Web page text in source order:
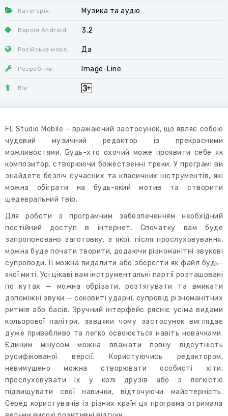
Категорія: Музика та аудіо
Версія Android: 3.2
Російська мова: Да
Розробник: Image-Line
Вік:
FL Studio Mobile – вражаючий застосунок, що являє собою
чудовий музичний редактор із прекрасними
можливостями. Будь-хто охочий може проявити себе як
композитор, створюючи божественні треки. У програмі ви
знайдете безліч сучасних та класичних інструментів, які
можна обіграти на будь-який мотив та створити
шедевральний твір.
Для роботи з програмним забезпеченням необхідний
постійний доступ в інтернет. Спочатку вам буде
запропоновано заготовку, з якої, після прослуховування,
можна буде почати творити, додаючи різноманітні звукові
супроводи. Її можна видалити або зберегти як файл будь-
якої миті. Усі цікаві вам інструментальні партії розташовані
по кутах — можна обрізати, розтягувати та вмикати
допоміжні звуки — соковиті ударні, супровід різноманітних
ритмів або басів. Зручний інтерфейс рясніє усіма видами
кольорової палітри, завдяки чому застосунок виглядає
дуже привабливо та легко освоюється навіть новачками.
Єдиним мінусом можна вважати повну відсутність
русифікованої версії. Користуючись редактором,
невимушено можна створювати особисті хіти,
прослуховувати їх у колі друзів або з легкістю
підвищувати свої навички, відточуючи майстерність.
Серед користувачів із різних країн ця програма отримала